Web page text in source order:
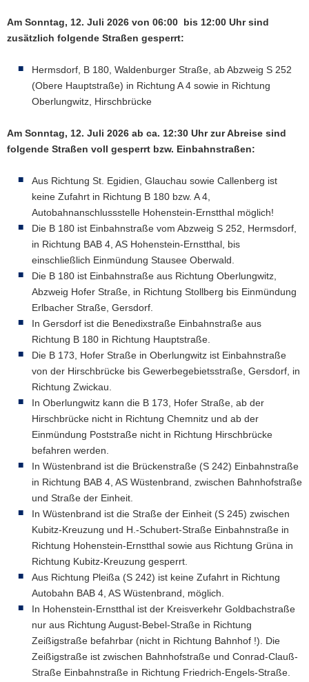
Am Sonntag, 12. Juli 2026 von 06:00 bis 12:00 Uhr sind
zusätzlich folgende Straßen gesperrt:
Hermsdorf, B 180, Waldenburger Straße, ab Abzweig S 252
(Obere Hauptstraße) in Richtung A 4 sowie in Richtung
Oberlungwitz, Hirschbrücke
Am Sonntag, 12. Juli 2026 ab ca. 12:30 Uhr zur Abreise sind
folgende Straßen voll gesperrt bzw. Einbahnstraßen:
Aus Richtung St. Egidien, Glauchau sowie Callenberg ist
keine Zufahrt in Richtung B 180 bzw. A 4,
Autobahnanschlussstelle Hohenstein-Ernstthal möglich!
Die B 180 ist Einbahnstraße vom Abzweig S 252, Hermsdorf,
in Richtung BAB 4, AS Hohenstein-Ernstthal, bis
einschließlich Einmündung Stausee Oberwald.
Die B 180 ist Einbahnstraße aus Richtung Oberlungwitz,
Abzweig Hofer Straße, in Richtung Stollberg bis Einmündung
Erlbacher Straße, Gersdorf.
In Gersdorf ist die Benedixstraße Einbahnstraße aus
Richtung B 180 in Richtung Hauptstraße.
Die B 173, Hofer Straße in Oberlungwitz ist Einbahnstraße
von der Hirschbrücke bis Gewerbegebietsstraße, Gersdorf, in
Richtung Zwickau.
In Oberlungwitz kann die B 173, Hofer Straße, ab der
Hirschbrücke nicht in Richtung Chemnitz und ab der
Einmündung Poststraße nicht in Richtung Hirschbrücke
befahren werden.
In Wüstenbrand ist die Brückenstraße (S 242) Einbahnstraße
in Richtung BAB 4, AS Wüstenbrand, zwischen Bahnhofstraße
und Straße der Einheit.
In Wüstenbrand ist die Straße der Einheit (S 245) zwischen
Kubitz-Kreuzung und H.-Schubert-Straße Einbahnstraße in
Richtung Hohenstein-Ernstthal sowie aus Richtung Grüna in
Richtung Kubitz-Kreuzung gesperrt.
Aus Richtung Pleißa (S 242) ist keine Zufahrt in Richtung
Autobahn BAB 4, AS Wüstenbrand, möglich.
In Hohenstein-Ernstthal ist der Kreisverkehr Goldbachstraße
nur aus Richtung August-Bebel-Straße in Richtung
Zeißigstraße befahrbar (nicht in Richtung Bahnhof !). Die
Zeißigstraße ist zwischen Bahnhofstraße und Conrad-Clauß-
Straße Einbahnstraße in Richtung Friedrich-Engels-Straße.